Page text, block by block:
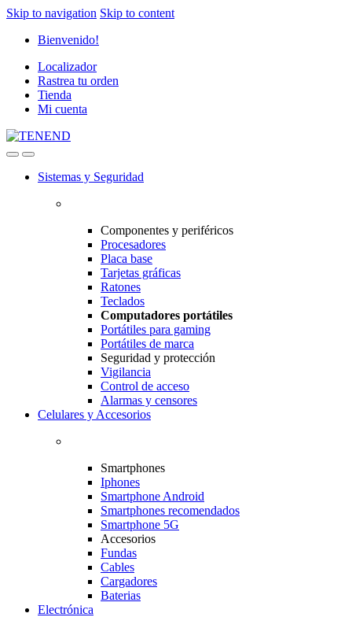
Skip to navigation Skip to content
Bienvenido!
Localizador
Rastrea tu orden
Tienda
Mi cuenta
Sistemas y Seguridad
Componentes y periféricos
Procesadores
Placa base
Tarjetas gráficas
Ratones
Teclados
Computadores portátiles
Portátiles para gaming
Portátiles de marca
Seguridad y protección
Vigilancia
Control de acceso
Alarmas y censores
Celulares y Accesorios
Smartphones
Iphones
Smartphone Android
Smartphones recomendados
Smartphone 5G
Accesorios
Fundas
Cables
Cargadores
Baterias
Electrónica